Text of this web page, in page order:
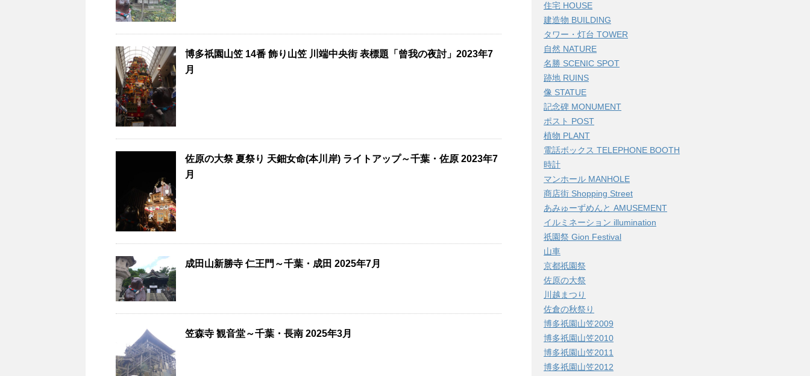
博多祇園山笠 14番 飾り山笠 川端中央街 表標題「曾我の夜討」2023年7
月
佐原の大祭 夏祭り 天鈿女命(本川岸) ライトアップ～千葉・佐原 2023年7
月
成田山新勝寺 仁王門～千葉・成田 2025年7月
笠森寺 観音堂～千葉・長南 2025年3月
住宅 HOUSE
建造物 BUILDING
タワー・灯台 TOWER
自然 NATURE
名勝 SCENIC SPOT
跡地 RUINS
像 STATUE
記念碑 MONUMENT
ポスト POST
植物 PLANT
電話ボックス TELEPHONE BOOTH
時計
マンホール MANHOLE
商店街 Shopping Street
あみゅーずめんと AMUSEMENT
イルミネーション illumination
祇園祭 Gion Festival
山車
京都祇園祭
佐原の大祭
川越まつり
佐倉の秋祭り
博多祇園山笠2009
博多祇園山笠2010
博多祇園山笠2011
博多祇園山笠2012